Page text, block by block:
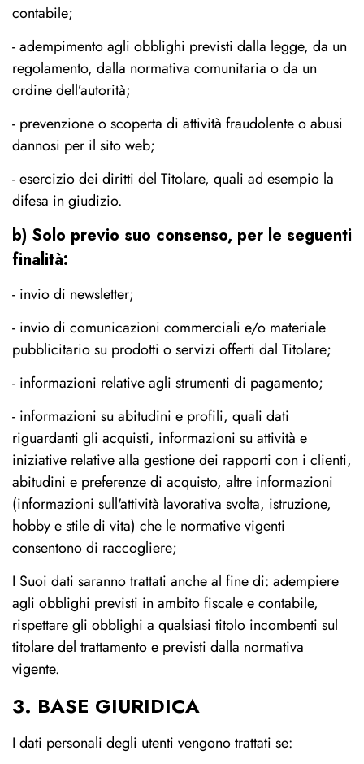
contabile;
- adempimento agli obblighi previsti dalla legge, da un
regolamento, dalla normativa comunitaria o da un
ordine dell’autorità;
- prevenzione o scoperta di attività fraudolente o abusi
dannosi per il sito web;
- esercizio dei diritti del Titolare, quali ad esempio la
difesa in giudizio.
b) Solo previo suo consenso, per le seguenti
finalità:
- invio di newsletter;
- invio di comunicazioni commerciali e/o materiale
pubblicitario su prodotti o servizi offerti dal Titolare;
- informazioni relative agli strumenti di pagamento;
- informazioni su abitudini e profili, quali dati
riguardanti gli acquisti, informazioni su attività e
iniziative relative alla gestione dei rapporti con i clienti,
abitudini e preferenze di acquisto, altre informazioni
(informazioni sull'attività lavorativa svolta, istruzione,
hobby e stile di vita) che le normative vigenti
consentono di raccogliere;
I Suoi dati saranno trattati anche al fine di: adempiere
agli obblighi previsti in ambito fiscale e contabile,
rispettare gli obblighi a qualsiasi titolo incombenti sul
titolare del trattamento e previsti dalla normativa
vigente.
3. BASE GIURIDICA
I dati personali degli utenti vengono trattati se: